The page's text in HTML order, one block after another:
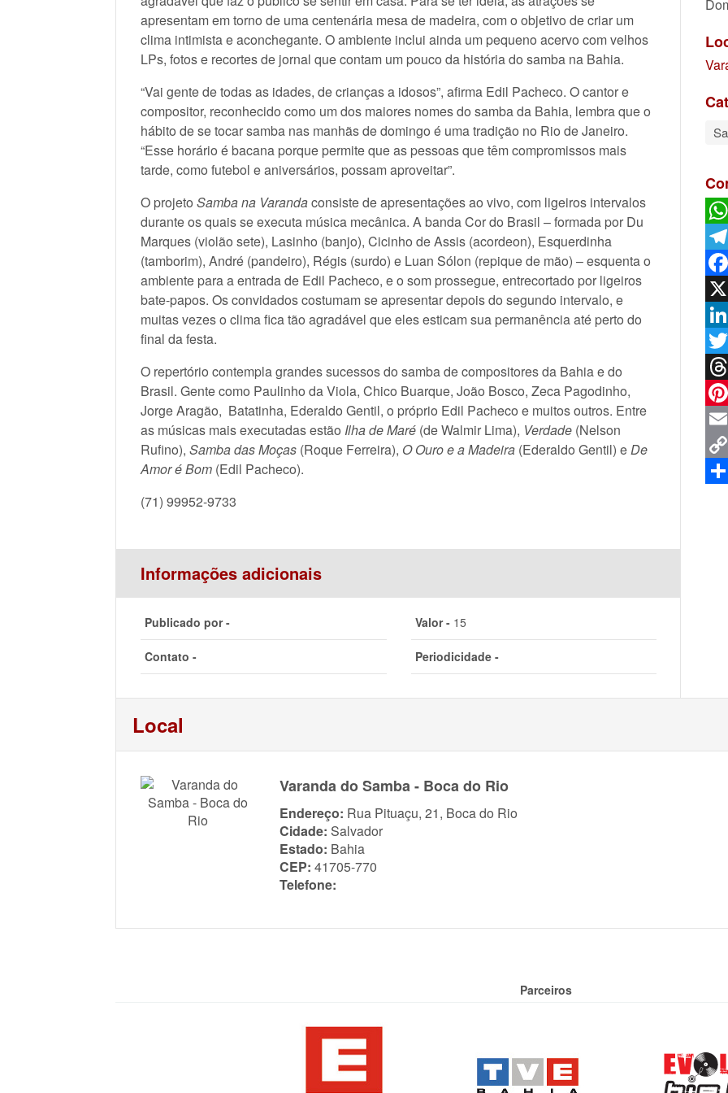
apresentam em torno de uma centenária mesa de madeira, com o objetivo de criar um
clima intimista e aconchegante. O ambiente inclui ainda um pequeno acervo com velhos
LPs, fotos e recortes de jornal que contam um pouco da história do samba na Bahia.
“Vai gente de todas as idades, de crianças a idosos”, afirma Edil Pacheco. O cantor e
compositor, reconhecido como um dos maiores nomes do samba da Bahia, lembra que o
hábito de se tocar samba nas manhãs de domingo é uma tradição no Rio de Janeiro.
“Esse horário é bacana porque permite que as pessoas que têm compromissos mais
tarde, como futebol e aniversários, possam aproveitar”.
O projeto Samba na Varandaconsiste de apresentações ao vivo, com ligeiros intervalos
durante os quais se executa música mecânica. A banda Cor do Brasil – formada por Du
Marques (violão sete), Lasinho (banjo), Cicinho de Assis (acordeon), Esquerdinha
(tamborim), André (pandeiro), Régis (surdo) e Luan Sólon (repique de mão) – esquenta o
ambiente para a entrada de Edil Pacheco, e o som prossegue, entrecortado por ligeiros
bate-papos. Os convidados costumam se apresentar depois do segundo intervalo, e
muitas vezes o clima fica tão agradável que eles esticam sua permanência até perto do
final da festa.
O repertório contempla grandes sucessos do samba de compositores da Bahia e do
Brasil. Gente como Paulinho da Viola, Chico Buarque, João Bosco, Zeca Pagodinho,
Jorge Aragão, Batatinha, Ederaldo Gentil, o próprio Edil Pacheco e muitos outros. Entre
as músicas mais executadas estão Ilha de Maré (de Walmir Lima), Verdade (Nelson
Rufino), Samba das Moças (Roque Ferreira), O Ouro e a Madeira (Ederaldo Gentil) eDe
Amor é Bom (Edil Pacheco).
(71) 99952-9733
Informações adicionais
Publicado por - Valor -15
Contato - Periodicidade -
X
Copy
Local
Varanda do Samba - Boca do Rio
Endereço: Rua Pituaçu, 21, Boca do Rio
Cidade: Salvador
Estado: Bahia
CEP: 41705-770
Telefone:
Parceiros